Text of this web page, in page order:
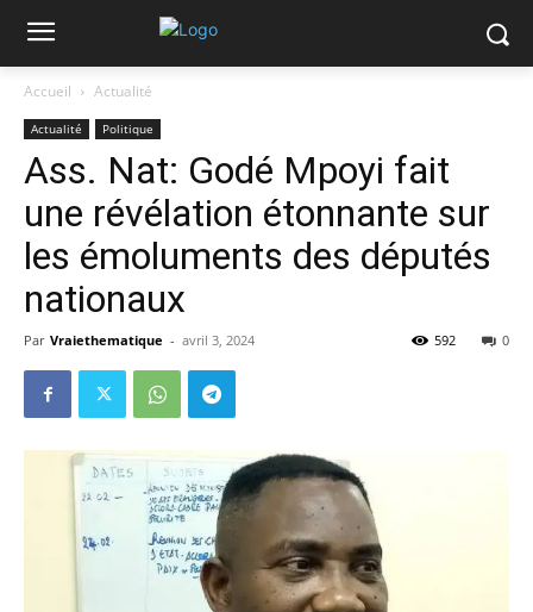
Accueil Actualité
Actualité Politique
Ass. Nat: Godé Mpoyi fait
une révélation étonnante sur
les émoluments des députés
nationaux
Par Vraiethematique - avril 3, 2024 0
592